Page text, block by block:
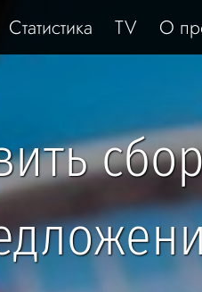
Статистика TV О